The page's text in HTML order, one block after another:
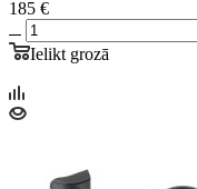
185 €
Ielikt grozā